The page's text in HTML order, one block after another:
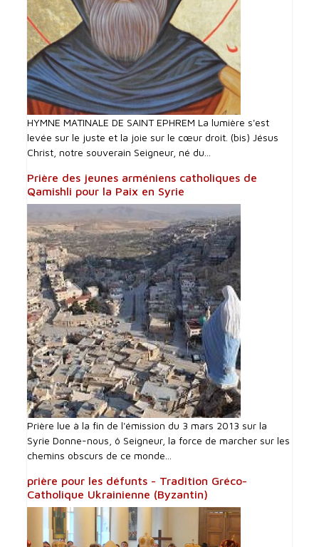
HYMNE MATINALE DE SAINT EPHREM La lumière s'est
levée sur le juste et la joie sur le cœur droit. (bis) Jésus
Christ, notre souverain Seigneur, né du...
Prière des jeunes arméniens catholiques de
Qamishli pour la Paix en Syrie
Prière lue à la fin de l'émission du 3 mars 2013 sur la
Syrie Donne-nous, ô Seigneur, la force de marcher sur les
chemins obscurs de ce monde...
prière pour les défunts - Tradition Gréco-
Catholique Ukrainienne (Byzantin)